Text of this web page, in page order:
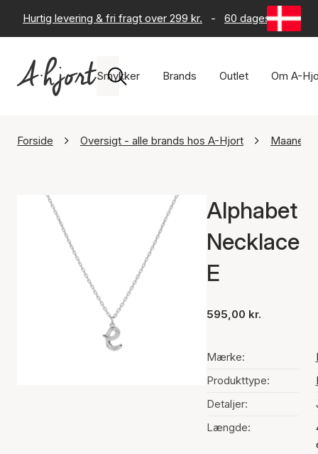
Hurtig levering & fri fragt over 299 kr. - 60 dages returret
Smykker Brands Outlet Om A-
Forside Oversigt - alle brands hos A-Hjort
Alphabet
Necklace
E
595,00 kr.
Mærke:
Produkttype:
Detaljer:
Længde: